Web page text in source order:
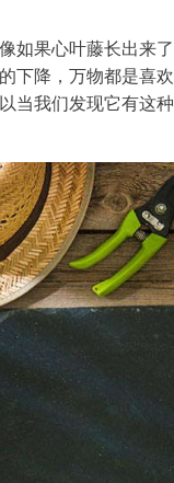
如果心叶藤长出来
下降，万物都是喜
当我们发现它有这